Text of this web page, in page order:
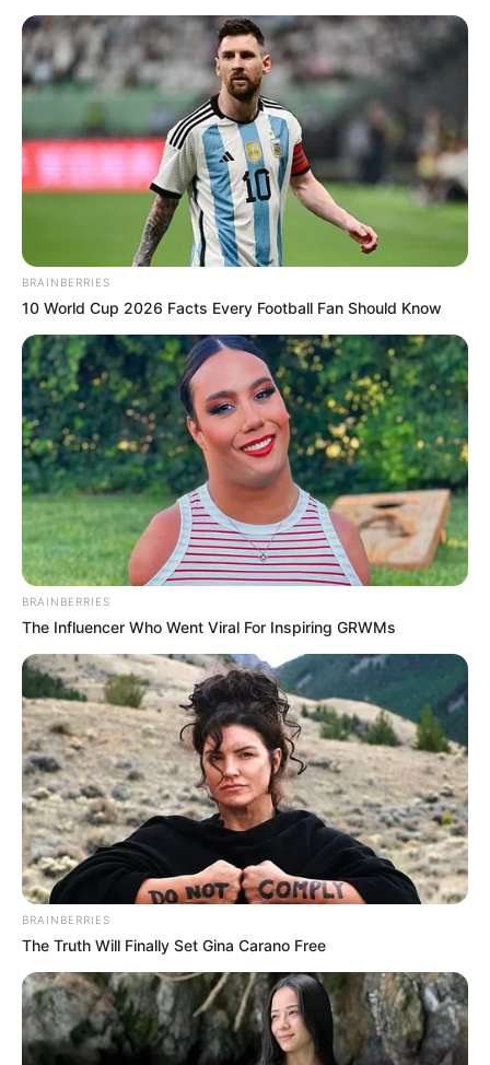
BRAINBERRIES
10 World Cup 2026 Facts Every Football Fan Should Know
BRAINBERRIES
The Influencer Who Went Viral For Inspiring GRWMs
BRAINBERRIES
The Truth Will Finally Set Gina Carano Free